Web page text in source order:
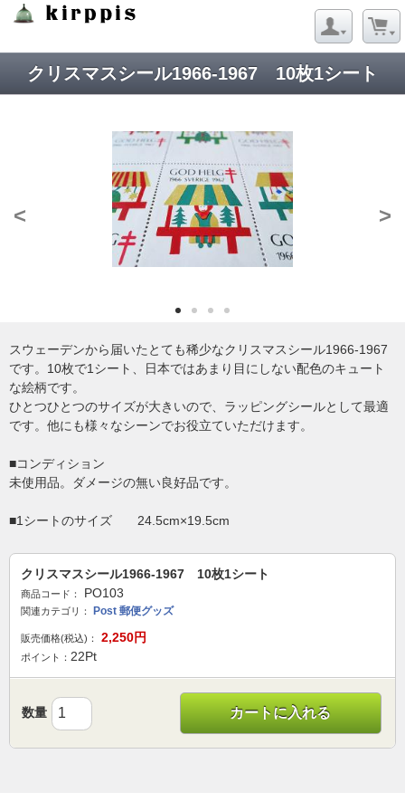
Strict Standards : Redefining already defined constructor for class
/virtual/kirppis/public_html/data/module/Net/URL.php
on line124
クリスマスシール1966-1967 10枚1シート
< >
スウェーデンから届いたとても稀少なクリスマスシール1966-1967
です。10枚で1シート、日本ではあまり目にしない配色のキュート
な絵柄です。
ひとつひとつのサイズが大きいので、ラッピングシールとして最適
です。他にも様々なシーンでお役立ていただけます。
■コンディション
未使用品。ダメージの無い良好品です。
■1シートのサイズ 24.5cm×19.5cm
クリスマスシール1966-1967 10枚1シート
商品コード： PO103
関連カテゴリ： Post 郵便グッズ
販売価格(税込)： 2,250円
ポイント： 22Pt
数量 カートに入れる